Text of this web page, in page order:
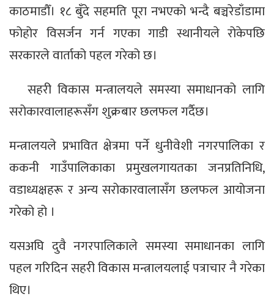
काठमाडौँ। १८ बुँदे सहमति पूरा नभएको भन्दै बञ्चरेडाँडामा
फोहोर विसर्जन गर्न गएका गाडी स्थानीयले रोकेपछि
सरकारले वार्ताको पहल गरेको छ।
सहरी विकास मन्त्रालयले समस्या समाधानको लागि
सरोकारवालाहरूसँग शुक्रबार छलफल गर्दैछ।
मन्त्रालयले प्रभावित क्षेत्रमा पर्ने धुनीवेशी नगरपालिका र
ककनी गाउँपालिकाका प्रमुखलगायतका जनप्रतिनिधि,
वडाध्यक्षहरू र अन्य सरोकारवालासँग छलफल आयोजना
गरेको हो ।
यसअघि दुवै नगरपालिकाले समस्या समाधानका लागि
पहल गरिदिन सहरी विकास मन्त्रालयलाई पत्राचार नै गरेका
थिए।